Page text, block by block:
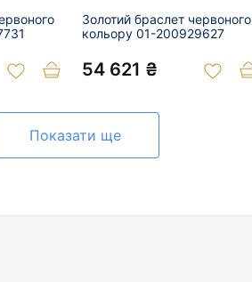
Золотий браслет червоного
кольору 01-200929627
54 621 ₴
Показати ще